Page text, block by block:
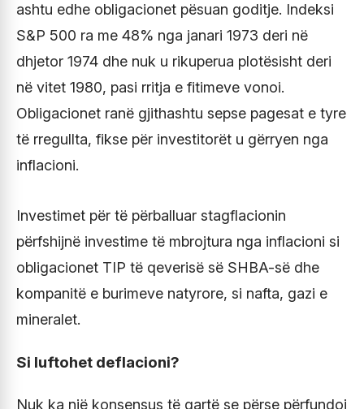
ashtu edhe obligacionet pësuan goditje. Indeksi
S&P 500 ra me 48% nga janari 1973 deri në
dhjetor 1974 dhe nuk u rikuperua plotësisht deri
në vitet 1980, pasi rritja e fitimeve vonoi.
Obligacionet ranë gjithashtu sepse pagesat e tyre
të rregullta, fikse për investitorët u gërryen nga
inflacioni.
Investimet për të përballuar stagflacionin
përfshijnë investime të mbrojtura nga inflacioni si
obligacionet TIP të qeverisë së SHBA-së dhe
kompanitë e burimeve natyrore, si nafta, gazi e
mineralet.
Si luftohet deflacioni?
Nuk ka një konsensus të qartë se përse përfundoi